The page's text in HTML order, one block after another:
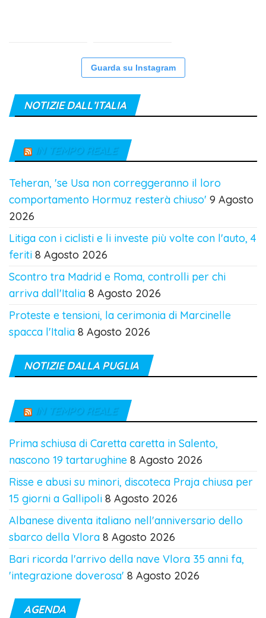
Guarda su Instagram
NOTIZIE DALL’ITALIA
IN TEMPO REALE
Teheran, 'se Usa non correggeranno il loro
comportamento Hormuz resterà chiuso' 9 Agosto
2026
Litiga con i ciclisti e li investe più volte con l'auto, 4
feriti 8 Agosto 2026
Scontro tra Madrid e Roma, controlli per chi
arriva dall'Italia 8 Agosto 2026
Proteste e tensioni, la cerimonia di Marcinelle
spacca l'Italia 8 Agosto 2026
NOTIZIE DALLA PUGLIA
IN TEMPO REALE
Prima schiusa di Caretta caretta in Salento,
nascono 19 tartarughine 8 Agosto 2026
Risse e abusi su minori, discoteca Praja chiusa per
15 giorni a Gallipoli 8 Agosto 2026
Albanese diventa italiano nell'anniversario dello
sbarco della Vlora 8 Agosto 2026
Bari ricorda l'arrivo della nave Vlora 35 anni fa,
'integrazione doverosa' 8 Agosto 2026
AGENDA